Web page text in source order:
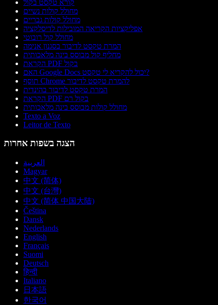
קורא טקסט בקול
מחולל קולות נשיים
מחולל קולות גבריים
אפליקציות הקריאה המובילות לדיסלקציה
מחולל קול רובוטי
המרת טקסט לדיבור בסגנון אנימה
מחליף קול מבוסס בינה מלאכותית
הקראת PDF בקול
האם Google Docs יכול להקריא לי טקסט?
תוסף Chrome להמרת טקסט לדיבור
המרת טקסט לדיבור בהינדית
הקראת PDF בקול רם
מחולל קולות מבוסס בינה מלאכותית
Texto a Voz
Leitor de Texto
הצגה בשפות אחרות
العربية
Magyar
中文 (简体)
中文 (台灣)
中文 (简体 中国大陆)
Čeština
Dansk
Nederlands
English
Français
Suomi
Deutsch
हिन्दी
Italiano
日本語
한국어